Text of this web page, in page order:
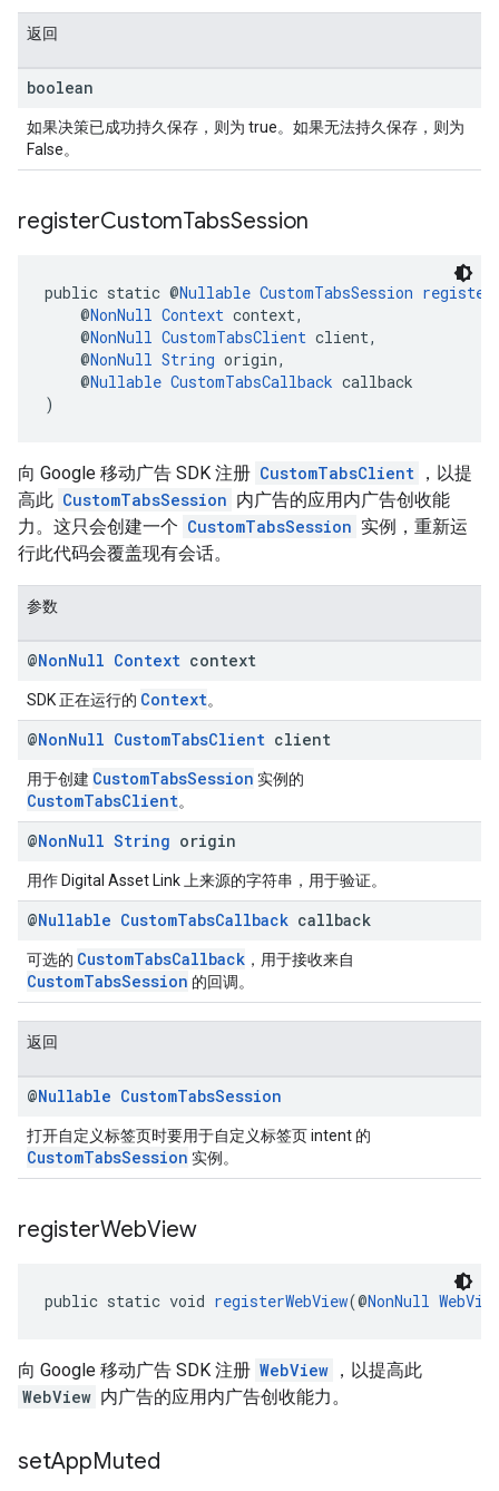
返回
boolean
如果决策已成功持久保存，则为 true。如果无法持久保存，则为
False。
registerCustomTabsSession
public static @Nullable CustomTabsSession
@NonNull Context context,
@NonNull CustomTabsClient client,
@NonNull String origin,
@Nullable CustomTabsCallback callback
)
向 Google 移动广告 SDK 注册 CustomTabsClient ，以提
高此 CustomTabsSession 内广告的应用内广告创收能
力。这只会创建一个 CustomTabsSession 实例，重新运
行此代码会覆盖现有会话。
参数
@NonNull Context context
SDK 正在运行的 Context。
@NonNull CustomTabsClient client
用于创建 CustomTabsSession 实例的
CustomTabsClient。
@NonNull String origin
用作 Digital Asset Link 上来源的字符串，用于验证。
@Nullable CustomTabsCallback callback
可选的 CustomTabsCallback ，用于接收来自
CustomTabsSession 的回调。
返回
@Nullable CustomTabsSession
打开自定义标签页时要用于自定义标签页 intent 的
CustomTabsSession 实例。
registerWebView
public static void registerWebView(@NonNull
向 Google 移动广告 SDK 注册 WebView ，以提高此
WebView 内广告的应用内广告创收能力。
setAppMuted